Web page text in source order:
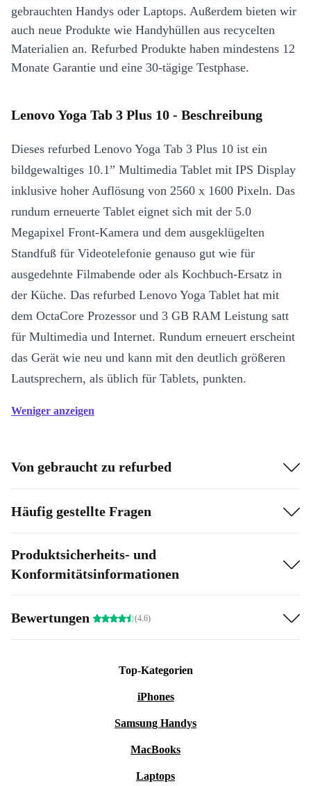
gebrauchten Handys oder Laptops. Außerdem bieten wir
auch neue Produkte wie Handyhüllen aus recycelten
Materialien an. Refurbed Produkte haben mindestens 12
Monate Garantie und eine 30-tägige Testphase.
Lenovo Yoga Tab 3 Plus 10 - Beschreibung
Dieses refurbed Lenovo Yoga Tab 3 Plus 10 ist ein
bildgewaltiges 10.1” Multimedia Tablet mit IPS Display
inklusive hoher Auflösung von 2560 x 1600 Pixeln. Das
rundum erneuerte Tablet eignet sich mit der 5.0
Megapixel Front-Kamera und dem ausgeklügelten
Standfuß für Videotelefonie genauso gut wie für
ausgedehnte Filmabende oder als Kochbuch-Ersatz in
der Küche. Das refurbed Lenovo Yoga Tablet hat mit
dem OctaCore Prozessor und 3 GB RAM Leistung satt
für Multimedia und Internet. Rundum erneuert erscheint
das Gerät wie neu und kann mit den deutlich größeren
Lautsprechern, als üblich für Tablets, punkten.
Weniger anzeigen
Von gebraucht zu refurbed
Häufig gestellte Fragen
Produktsicherheits- und
Konformitätsinformationen
Bewertungen (4.6)
Top-Kategorien
iPhones
Samsung Handys
MacBooks
Laptops